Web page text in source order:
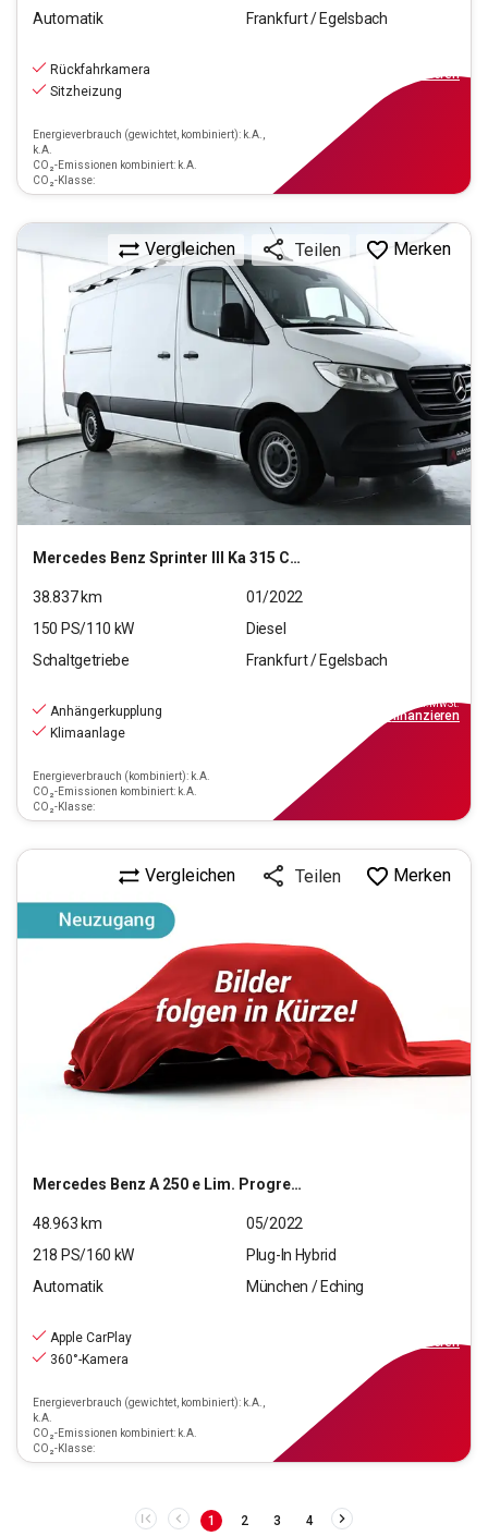
Automatik
Frankfurt / Egelsbach
Rückfahrkamera
Sitzheizung
Energieverbrauch (gewichtet, kombiniert): k.A.,
k.A.
CO₂-Emissionen kombiniert: k.A.
CO₂-Klasse:
finanzieren
Mercedes Benz Sprinter III Ka 315 CDI RWD (EURO 6d-TEMP)
Vergleichen Teilen Merken
38.837km
01/2022
150 PS/110 kW
Diesel
Schaltgetriebe
Frankfurt / Egelsbach
Anhängerkupplung
Klimaanlage
Energieverbrauch (kombiniert): k.A.
CO₂-Emissionen kombiniert: k.A.
CO₂-Klasse:
inkl.MwSt.
finanzieren
Mercedes Benz A 250 e Lim. Progressive
Vergleichen Teilen Merken
48.963 km
05/2022
218 PS/160 kW
Plug-In Hybrid
Automatik
München / Eching
Apple CarPlay
360°-Kamera
Energieverbrauch (gewichtet, kombiniert): k.A.,
k.A.
CO₂-Emissionen kombiniert: k.A.
CO₂-Klasse:
finanzieren
1 2 3 4